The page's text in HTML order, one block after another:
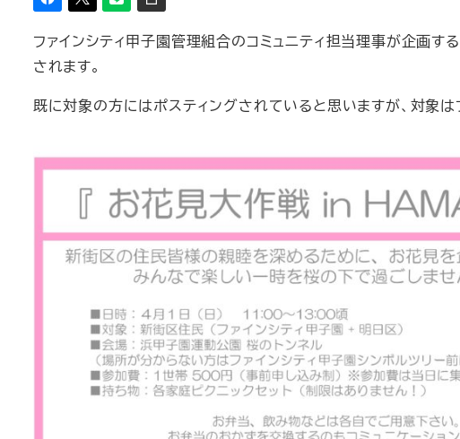
ファインシティ甲子園管理組合のコミュニティ担当理事が企画
されます。
既に対象の方にはポスティングされていると思いますが、対象